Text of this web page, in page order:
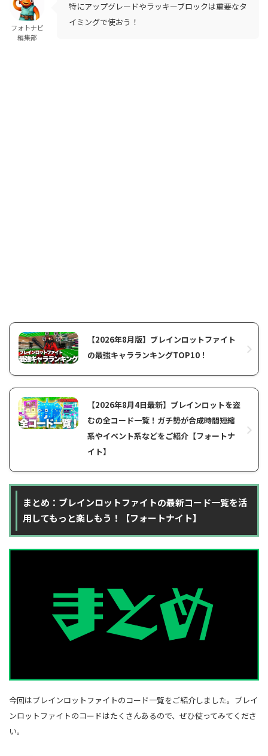
フォトナビ
編集部
特にアップグレードやラッキーブロックは重要なタ
イミングで使おう！
【2026年8月版】ブレインロットファイト
の最強キャラランキングTOP10！
【2026年8月4日最新】ブレインロットを盗
むの全コード一覧！ガチ勢が合成時間短縮
系やイベント系などをご紹介【フォートナ
イト】
まとめ：ブレインロットファイトの最新コード一覧を活
用してもっと楽しもう！【フォートナイト】
今回はブレインロットファイトのコード一覧をご紹介しました。ブレイ
ンロットファイトのコードはたくさんあるので、ぜひ使ってみてくださ
い。